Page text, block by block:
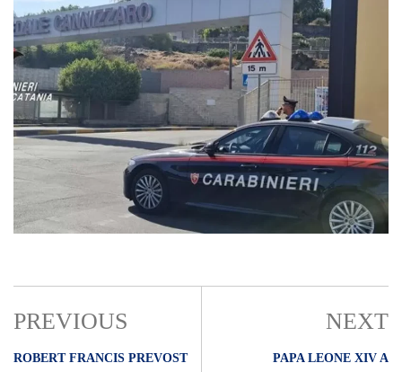
PREVIOUS
ROBERT FRANCIS PREVOST
NEXT
PAPA LEONE XIV A